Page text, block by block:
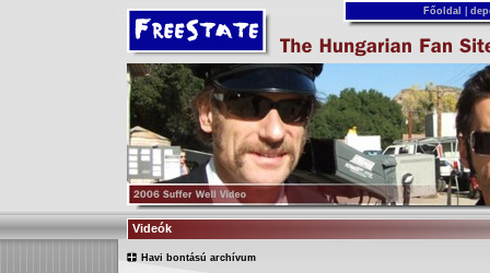
Főoldal
Videók
Havi bontású archívum